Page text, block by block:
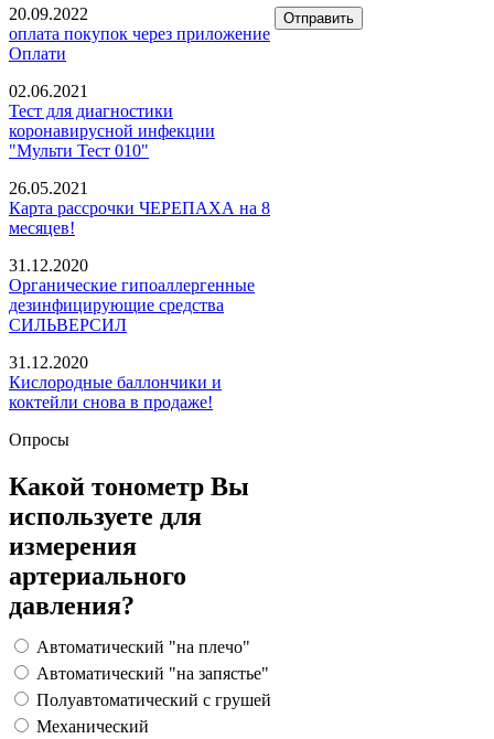
20.09.2022
оплата покупок через приложение
Оплати
02.06.2021
Тест для диагностики
коронавирусной инфекции
"Мульти Тест 010"
26.05.2021
Карта рассрочки ЧЕРЕПАХА на 8
месяцев!
31.12.2020
Органические гипоаллергенные
дезинфицирующие средства
СИЛЬВЕРСИЛ
31.12.2020
Кислородные баллончики и
коктейли снова в продаже!
Опросы
Какой тонометр Вы
используете для
измерения
артериального
давления?
Автоматический "на плечо"
Автоматический "на запястье"
Полуавтоматический с грушей
Механический